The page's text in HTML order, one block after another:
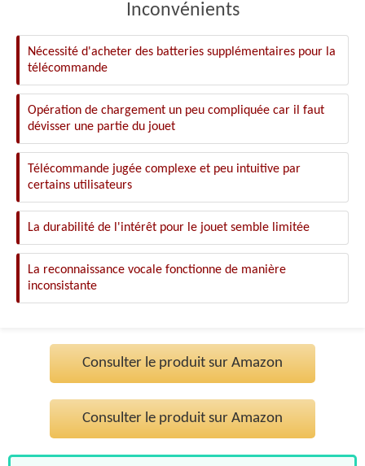
Inconvénients
Nécessité d'acheter des batteries supplémentaires pour la
télécommande
Opération de chargement un peu compliquée car il faut
dévisser une partie du jouet
Télécommande jugée complexe et peu intuitive par
certains utilisateurs
La durabilité de l'intérêt pour le jouet semble limitée
La reconnaissance vocale fonctionne de manière
inconsistante
Consulter le produit sur Amazon
Consulter le produit sur Amazon